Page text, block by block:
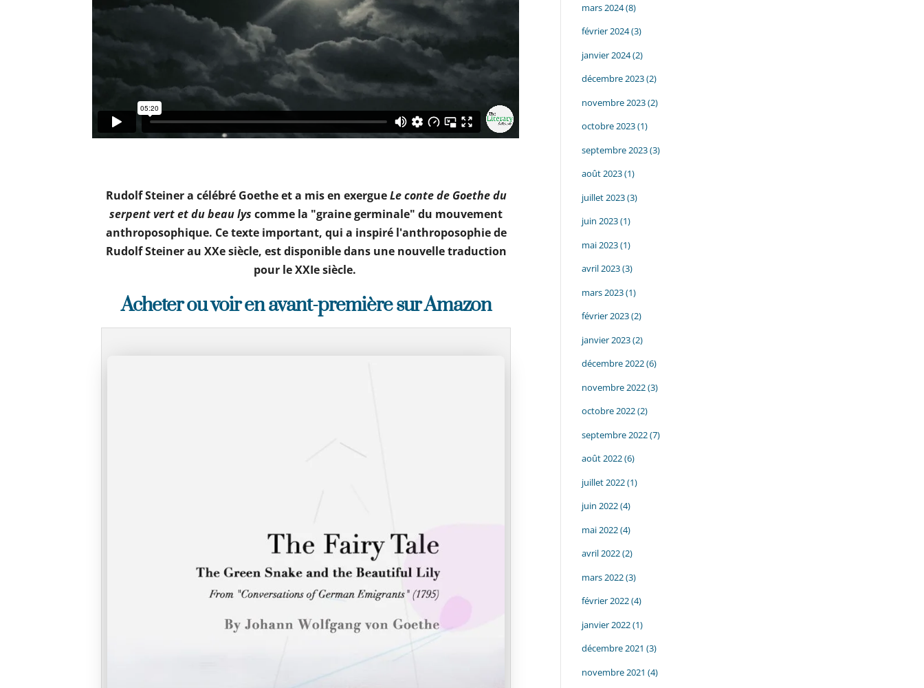
Rudolf Steiner a célébré Goethe et a mis en exergueLe conte de Goethe du
serpent vert et du beau lys comme la "graine germinale" du mouvement
anthroposophique. Ce texte important, qui a inspiré l'anthroposophie de
Rudolf Steiner au XXe siècle, est disponible dans une nouvelle traduction
pour le XXIe siècle.
Acheter ou voir en avant-première sur Amazon
mars 2024(8)
février 2024(3)
janvier 2024(2)
décembre 2023(2)
novembre 2023(2)
octobre 2023(1)
septembre 2023(3)
août 2023(1)
juillet 2023(3)
juin 2023(1)
mai 2023(1)
avril 2023(3)
mars 2023(1)
février 2023(2)
janvier 2023(2)
décembre 2022(6)
novembre 2022(3)
octobre 2022(2)
septembre 2022(7)
août 2022(6)
juillet 2022(1)
juin 2022(4)
mai 2022(4)
avril 2022(2)
mars 2022(3)
février 2022(4)
janvier 2022(1)
décembre 2021 (3)
novembre 2021 (4)